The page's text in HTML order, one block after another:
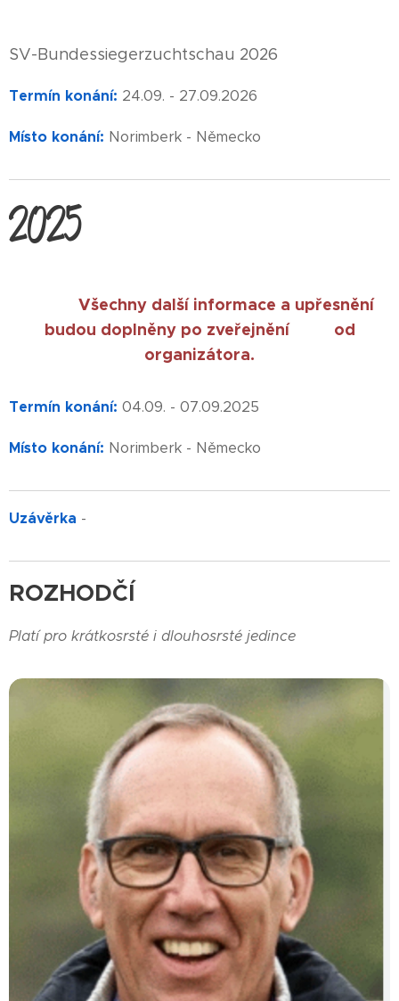
SV-Bundessiegerzuchtschau 2026
Termín konání: 24.09. - 27.09.2026
Místo konání: Norimberk - Německo
2025
Všechny další informace a upřesnění
budou doplněny po zveřejnění od
organizátora.
Termín konání: 04.09. - 07.09.2025
Místo konání: Norimberk - Německo
Uzávěrka -
ROZHODČÍ
Platí pro krátkosrsté i dlouhosrsté jedince